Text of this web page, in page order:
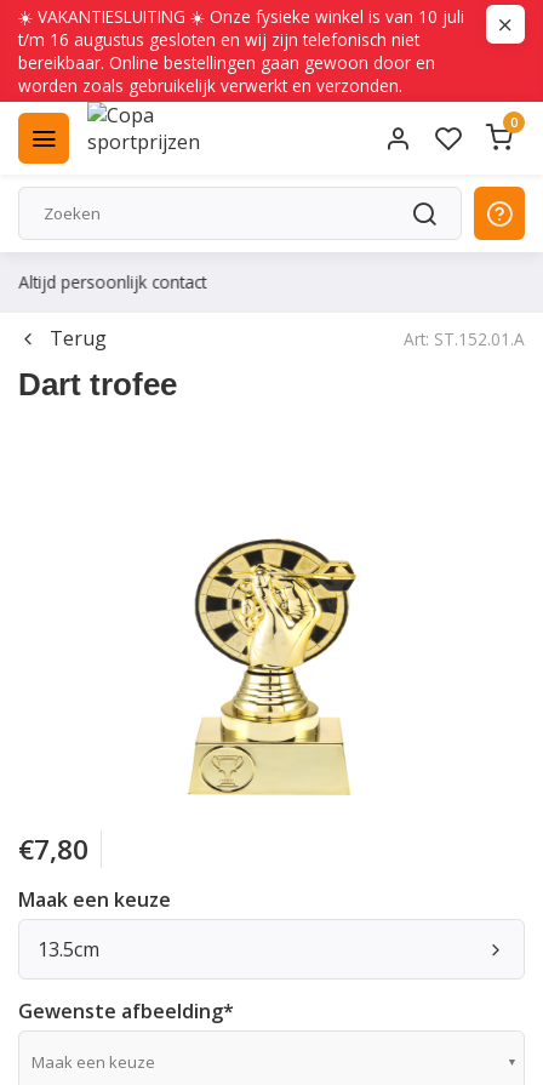
☀️ VAKANTIESLUITING ☀️ Onze fysieke winkel is van 10 juli
t/m 16 augustus gesloten en wij zijn telefonisch niet
bereikbaar. Online bestellingen gaan gewoon door en
worden zoals gebruikelijk verwerkt en verzonden.
0
Altijd persoonlijk contact
Terug Art: ST.152.01.A
Dart trofee
€7,80
Maak een keuze
13.5cm
Gewenste afbeelding*
Maak een keuze